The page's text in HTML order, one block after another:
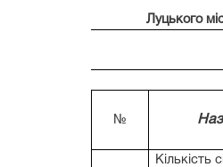
Луцького
№
Кількість